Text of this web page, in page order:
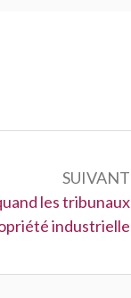
SUIVANT
les tribunaux
industrielle